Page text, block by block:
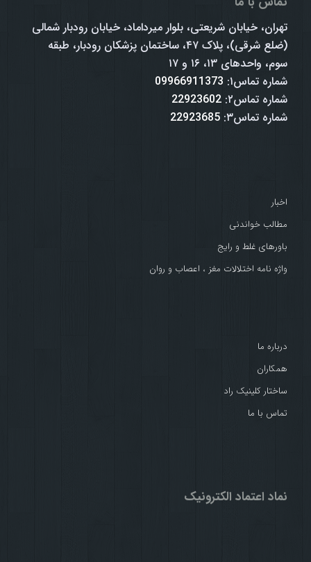
تهران، خیابان شریعتی، بلوار میرداماد، خیابان رودبار شمالی
(ضلع شرقی)، پلاک ۴۷، ساختمان پزشکان رودبار، طبقه
سوم، واحدهای ۱۳، ۱۶ و ۱۷
شماره تماس۱:
09966911373
شماره تماس۲:
22923602
شماره تماس۳:
22923685
اخبار
مطالب خواندنی
باورهای غلط و رایج
واژه نامه اختلالات مغز ، اعصاب و روان
درباره ما
همکاران
ساختار کلینیک راد
تماس با ما
نماد اعتماد الکترونیک